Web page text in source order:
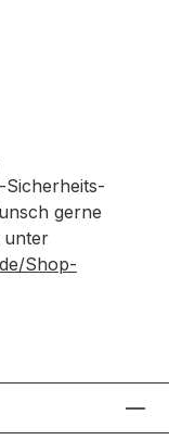
gerne
unter
Shop-